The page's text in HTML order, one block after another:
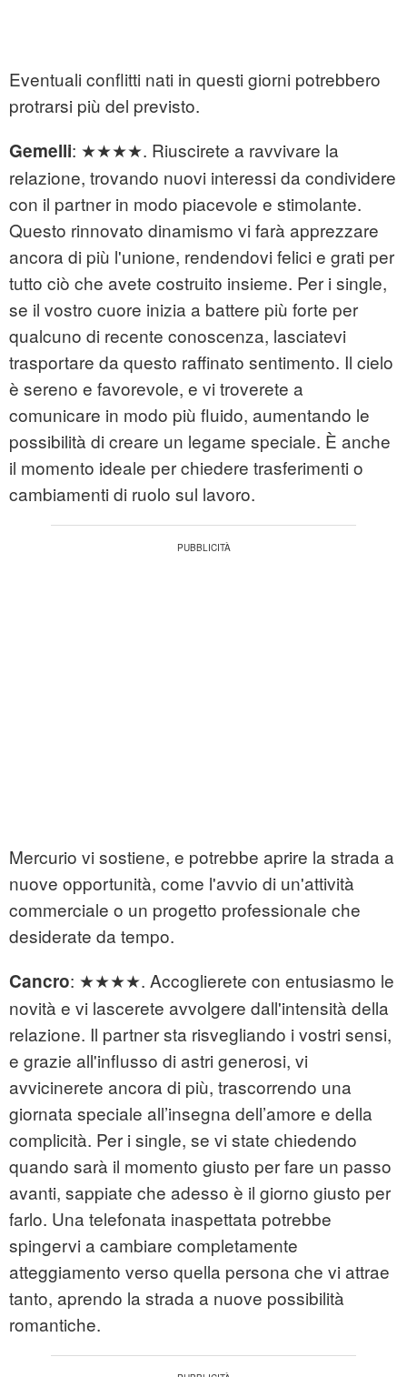
Eventuali conflitti nati in questi giorni potrebbero
protrarsi più del previsto.
Gemelli: ★★★★. Riuscirete a ravvivare la
relazione, trovando nuovi interessi da condividere
con il partner in modo piacevole e stimolante.
Questo rinnovato dinamismo vi farà apprezzare
ancora di più l'unione, rendendovi felici e grati per
tutto ciò che avete costruito insieme. Per i single,
se il vostro cuore inizia a battere più forte per
qualcuno di recente conoscenza, lasciatevi
trasportare da questo raffinato sentimento. Il cielo
è sereno e favorevole, e vi troverete a
comunicare in modo più fluido, aumentando le
possibilità di creare un legame speciale. È anche
il momento ideale per chiedere trasferimenti o
cambiamenti di ruolo sul lavoro.
Mercurio vi sostiene, e potrebbe aprire la strada a
nuove opportunità, come l'avvio di un'attività
commerciale o un progetto professionale che
desiderate da tempo.
Cancro: ★★★★. Accoglierete con entusiasmo le
novità e vi lascerete avvolgere dall'intensità della
relazione. Il partner sta risvegliando i vostri sensi,
e grazie all'influsso di astri generosi, vi
avvicinerete ancora di più, trascorrendo una
giornata speciale all’insegna dell’amore e della
complicità. Per i single, se vi state chiedendo
quando sarà il momento giusto per fare un passo
avanti, sappiate che adesso è il giorno giusto per
farlo. Una telefonata inaspettata potrebbe
spingervi a cambiare completamente
atteggiamento verso quella persona che vi attrae
tanto, aprendo la strada a nuove possibilità
romantiche.